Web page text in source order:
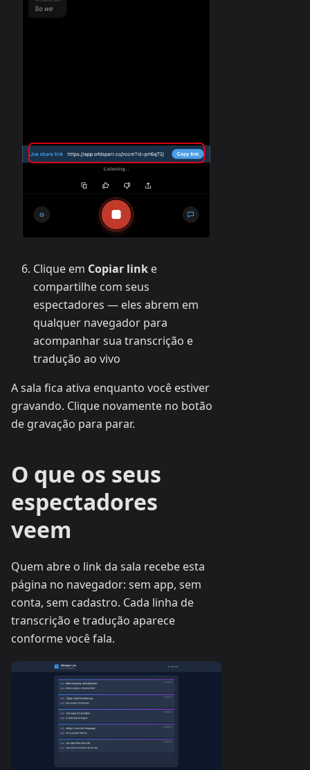
Clique em Copiar link e
compartilhe com seus
espectadores — eles abrem em
qualquer navegador para
acompanhar sua transcrição e
tradução ao vivo
A sala fica ativa enquanto você estiver
gravando. Clique novamente no botão
de gravação para parar.
O que os seus
espectadores
veem
Quem abre o link da sala recebe esta
página no navegador: sem app, sem
conta, sem cadastro. Cada linha de
transcrição e tradução aparece
conforme você fala.